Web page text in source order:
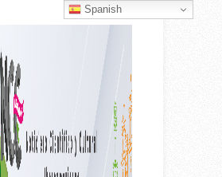
Spanish